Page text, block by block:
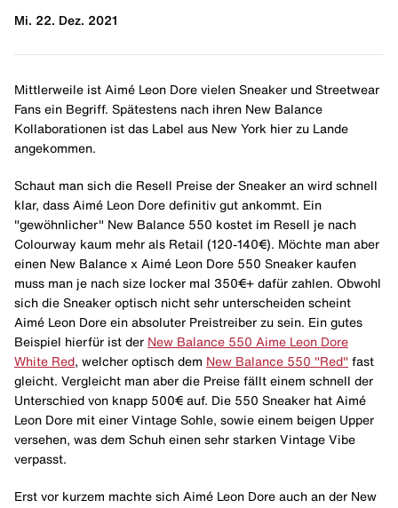
Mi. 22. Dez. 2021
Mittlerweile ist Aimé Leon Dore vielen Sneaker und Streetwear
Fans ein Begriff. Spätestens nach ihren New Balance
Kollaborationen ist das Label aus New York hier zu Lande
angekommen.
Schaut man sich die Resell Preise der Sneaker an wird schnell
klar, dass Aimé Leon Dore definitiv gut ankommt. Ein
"gewöhnlicher" New Balance 550 kostet im Resell je nach
Colourway kaum mehr als Retail (120-140€). Möchte man aber
einen New Balance x Aimé Leon Dore 550 Sneaker kaufen
muss man je nach size locker mal 350€+ dafür zahlen. Obwohl
sich die Sneaker optisch nicht sehr unterscheiden scheint
Aimé Leon Dore ein absoluter Preistreiber zu sein. Ein gutes
Beispiel hierfür ist der New Balance 550 Aime Leon Dore
White Red , welcher optisch dem New Balance 550 "Red" fast
gleicht. Vergleicht man aber die Preise fällt einem schnell der
Unterschied von knapp 500€ auf. Die 550 Sneaker hat Aimé
Leon Dore mit einer Vintage Sohle, sowie einem beigen Upper
versehen, was dem Schuh einen sehr starken Vintage Vibe
verpasst.
Erst vor kurzem machte sich Aimé Leon Dore auch an der New